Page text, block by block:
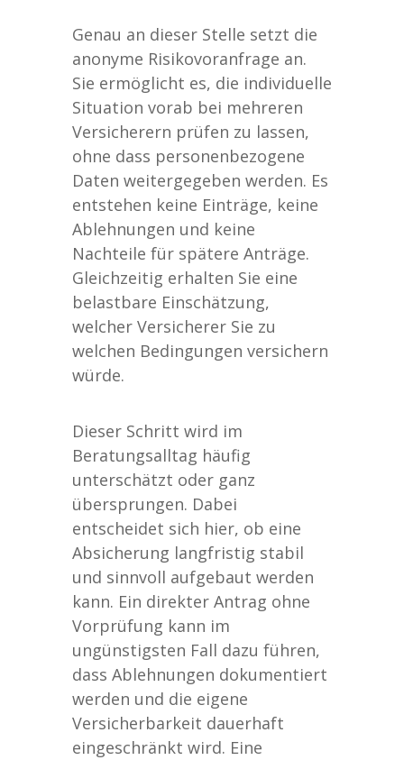
Genau an dieser Stelle setzt die
anonyme Risikovoranfrage an.
Sie ermöglicht es, die individuelle
Situation vorab bei mehreren
Versicherern prüfen zu lassen,
ohne dass personenbezogene
Daten weitergegeben werden. Es
entstehen keine Einträge, keine
Ablehnungen und keine
Nachteile für spätere Anträge.
Gleichzeitig erhalten Sie eine
belastbare Einschätzung,
welcher Versicherer Sie zu
welchen Bedingungen versichern
würde.
Dieser Schritt wird im
Beratungsalltag häufig
unterschätzt oder ganz
übersprungen. Dabei
entscheidet sich hier, ob eine
Absicherung langfristig stabil
und sinnvoll aufgebaut werden
kann. Ein direkter Antrag ohne
Vorprüfung kann im
ungünstigsten Fall dazu führen,
dass Ablehnungen dokumentiert
werden und die eigene
Versicherbarkeit dauerhaft
eingeschränkt wird. Eine